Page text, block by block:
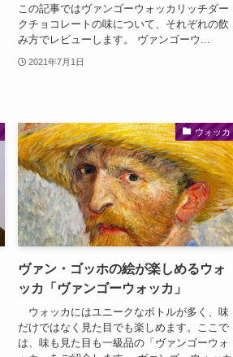
この記事ではヴァンゴーウォッカリッチダー
クチョコレートの味について、それぞれの飲
み方でレビューします。 ヴァンゴーウ...
2021年7月1日
ウォッカ
ヴァン・ゴッホの絵が楽しめるウォ
ッカ「ヴァンゴーウォッカ」
ウォッカにはユニークなボトルが多く、味
だけではなく見た目でも楽しめます。ここで
は、味も見た目も一級品の「ヴァンゴーウォ